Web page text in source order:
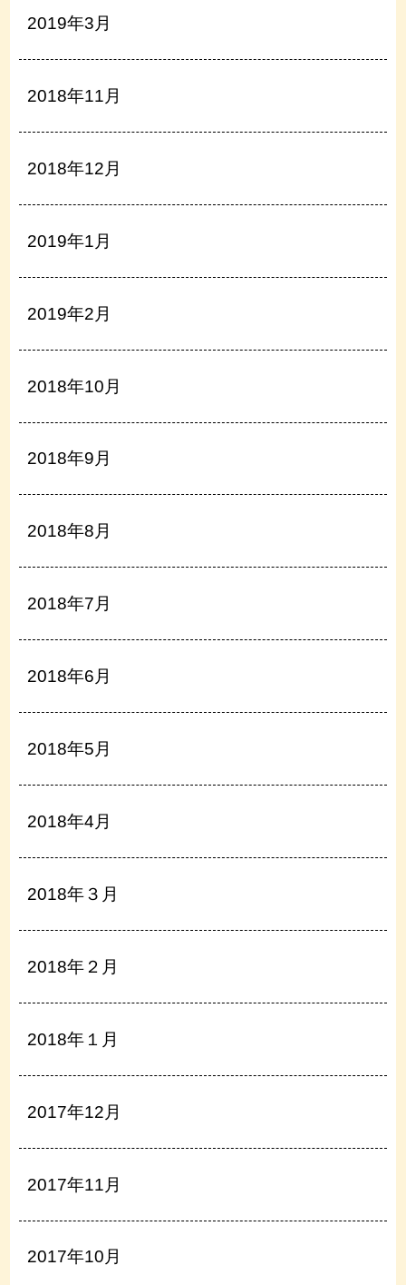
2019年3月
2018年11月
2018年12月
2019年1月
2019年2月
2018年10月
2018年9月
2018年8月
2018年7月
2018年6月
2018年5月
2018年4月
2018年３月
2018年２月
2018年１月
2017年12月
2017年11月
2017年10月